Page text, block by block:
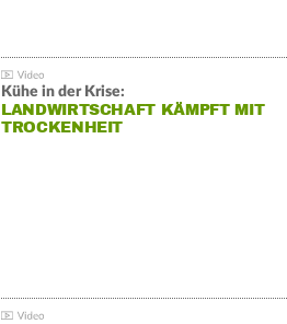
Kühe in der Krise:
LANDWIRTSCHAFT KÄMPFT MIT
TROCKENHEIT